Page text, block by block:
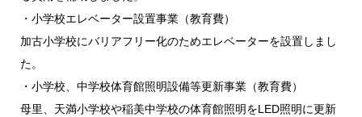
・小学校エレベーター設置事業（教育費）
加古小学校にバリアフリー化のためエレベーターを設置しまし
た。
・小学校、中学校体育館照明設備等更新事業（教育費）
母里、天満小学校や稲美中学校の体育館照明をLED照明に更新